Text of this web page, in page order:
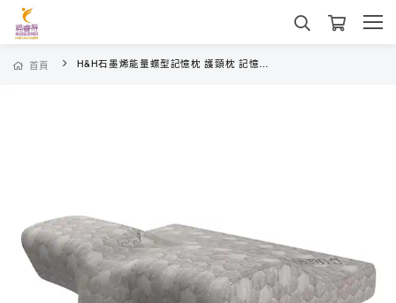
首頁 H&H石墨烯能量蝶型記憶枕 護頸枕 記憶枕 蝶型枕 石墨烯枕